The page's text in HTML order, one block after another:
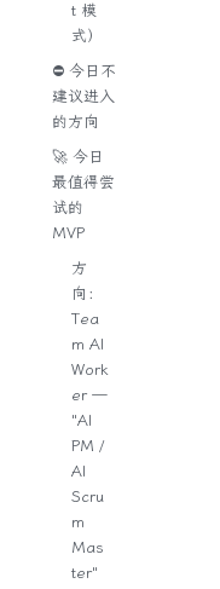
t 模
式）
⛔ 今日不
建议进入
的方向
🚀 今日
最值得尝
试的
MVP
方
向：
Tea
m AI
Work
er —
"AI
PM /
AI
Scru
m
Mas
ter"